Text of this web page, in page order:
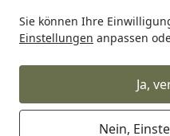
Sie können Ihre
Einstellungen anpassen
Ja,
Nein,